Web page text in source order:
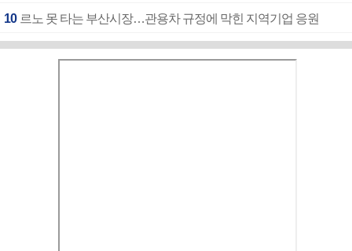
10 르노 못 타는 부산시장…관용차 규정에 막힌 지역기업 응원